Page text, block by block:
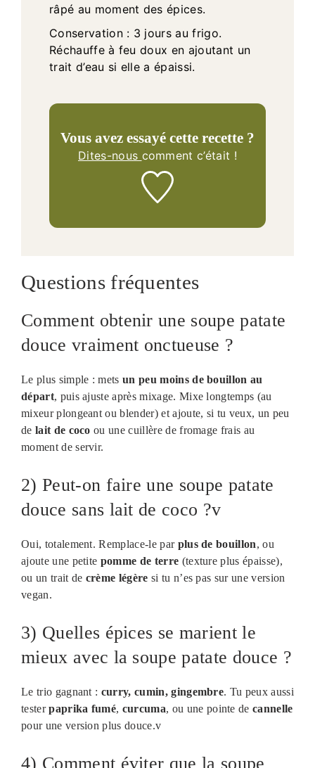
râpé au moment des épices.
Conservation : 3 jours au frigo.
Réchauffe à feu doux en ajoutant un
trait d’eau si elle a épaissi.
Vous avez essayé cette recette ?
Dites-nous comment c’était !
Questions fréquentes
Comment obtenir une soupe patate
douce vraiment onctueuse ?
Le plus simple : metsun peu moins de bouillon au
départ, puis ajuste après mixage. Mixe longtemps (au
mixeur plongeant ou blender) et ajoute, si tu veux, un peu
de lait de coco ou une cuillère de fromage frais au
moment de servir.
2) Peut-on faire une soupe patate
douce sans lait de coco ?v
Oui, totalement. Remplace-le par plus de bouillon, ou
ajoute une petite pomme de terre (texture plus épaisse),
ou un trait de crème légère si tu n’es pas sur une version
vegan.
3) Quelles épices se marient le
mieux avec la soupe patate douce ?
Le trio gagnant : curry, cumin, gingembre. Tu peux aussi
testerpaprika fumé, curcuma, ou une pointe decannelle
pour une version plus douce.v
4) Comment éviter que la soupe